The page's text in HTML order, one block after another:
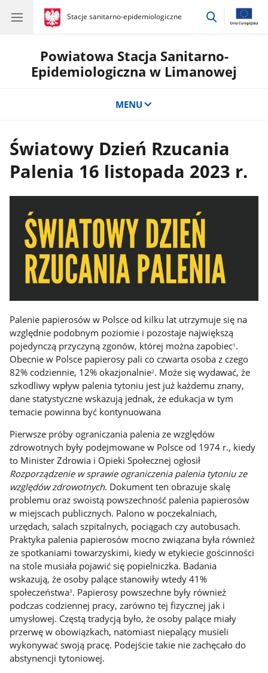
gov.pl
Stacje sanitarno-epidemiologiczne
gov.pl
Stacje
przejdź
Powiatowa Stacja Sanitarno-
Epidemiologiczna w Limanowej
MENU
Światowy Dzień Rzucania
Palenia 16 listopada 2023 r.
Palenie papierosów w Polsce od kilku lat utrzymuje się na
względnie podobnym poziomie i pozostaje największą
pojedynczą przyczyną zgonów, której można zapobiec1 .
Obecnie w Polsce papierosy pali co czwarta osoba z czego
82% codziennie, 12% okazjonalnie2. Może się wydawać, że
szkodliwy wpływ palenia tytoniu jest już każdemu znany,
dane statystyczne wskazują jednak, że edukacja w tym
temacie powinna być kontynuowana
Pierwsze próby ograniczania palenia ze względów
zdrowotnych były podejmowane w Polsce od 1974 r., kiedy
to Minister Zdrowia i Opieki Społecznej ogłosił
Rozporządzenie w sprawie ograniczenia palenia tytoniu ze
względów zdrowotnych. Dokument ten obrazuje skalę
problemu oraz swoistą powszechność palenia papierosów
w miejscach publicznych. Palono w poczekalniach,
urzędach, salach szpitalnych, pociągach czy autobusach.
Praktyka palenia papierosów mocno związana była również
ze spotkaniami towarzyskimi, kiedy w etykiecie gościnności
na stole musiała pojawić się popielniczka. Badania
wskazują, że osoby palące stanowiły wtedy 41%
społeczeństwa3. Papierosy powszechne były również
podczas codziennej pracy, zarówno tej fizycznej jak i
umysłowej. Częstą tradycją było, że osoby palące miały
przerwę w obowiązkach, natomiast niepalący musieli
wykonywać swoją pracę. Podejście takie nie zachęcało do
abstynencji tytoniowej.